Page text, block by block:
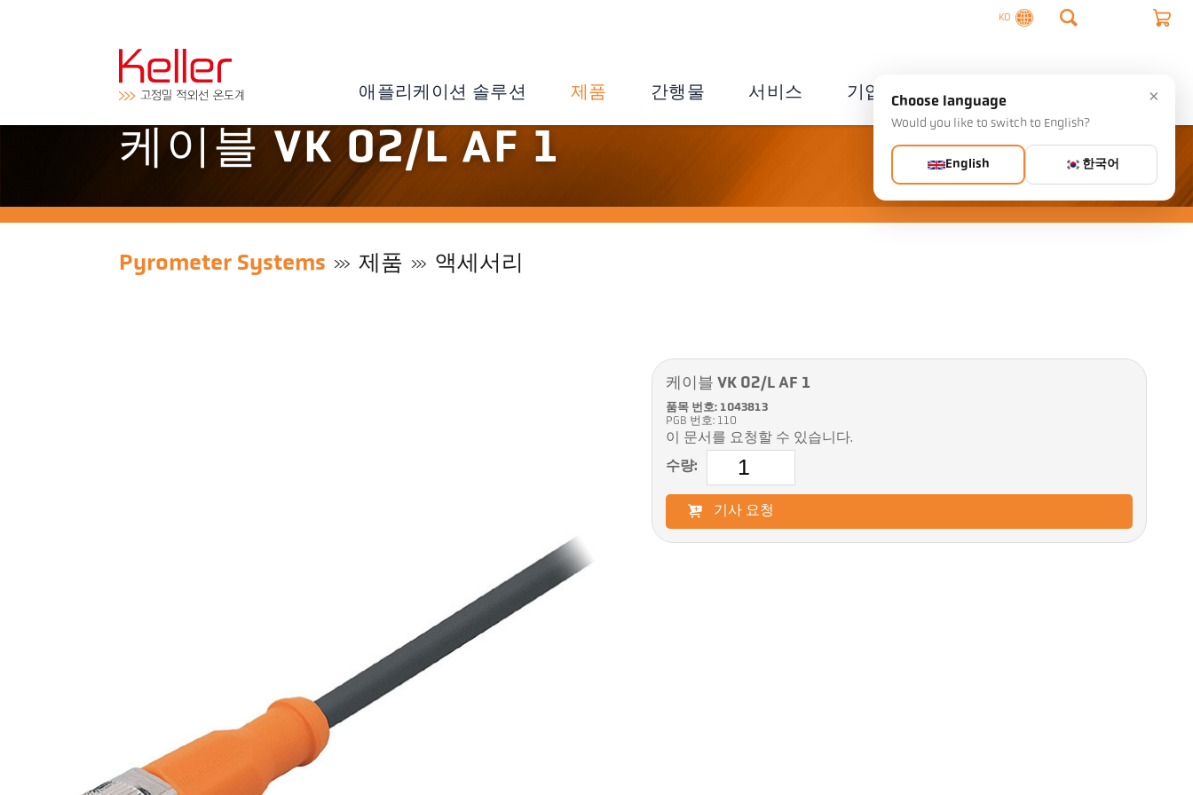
KO
애플리케이션 솔루션 제품 간행물 서비스 기업
케이블 VK 02/L AF 1
Pyrometer Systems 제품 액세서리
케이블 VK 02/L AF 1
품목 번호: 1043813
PGB 번호: 110
이 문서를 요청할 수 있습니다.
수량:
기사 요청
×
Choose language
Would you like to switch to English?
English 한국어